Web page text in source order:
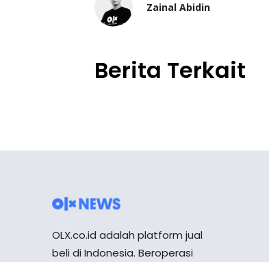
Zainal Abidin
Berita Terkait
OLX.co.id adalah platform jual
beli di Indonesia. Beroperasi